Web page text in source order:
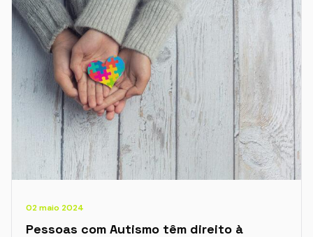
02 maio 2024
Pessoas com Autismo têm direito à